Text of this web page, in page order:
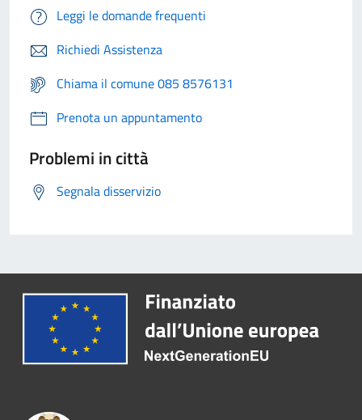
Leggi le domande frequenti
Richiedi Assistenza
Chiama il comune 085 8576131
Prenota un appuntamento
Problemi in città
Segnala disservizio